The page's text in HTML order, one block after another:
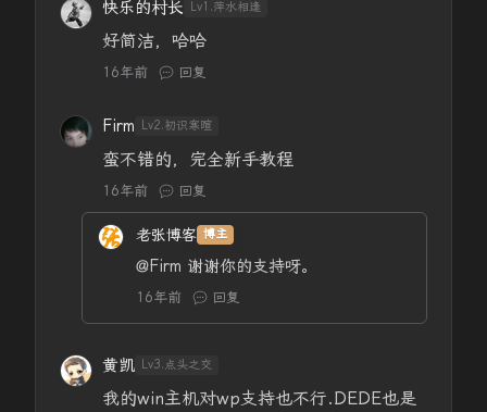
快乐的村长 Lv1.萍水相逢
好简洁，哈哈
16年前 回复
Firm Lv2.初识寒暄
蛮不错的，完全新手教程
16年前 回复
老张博客 博主
@Firm 谢谢你的支持呀。
16年前 回复
黄凯 Lv3.点头之交
我的win主机对wp支持也不行.DEDE也是